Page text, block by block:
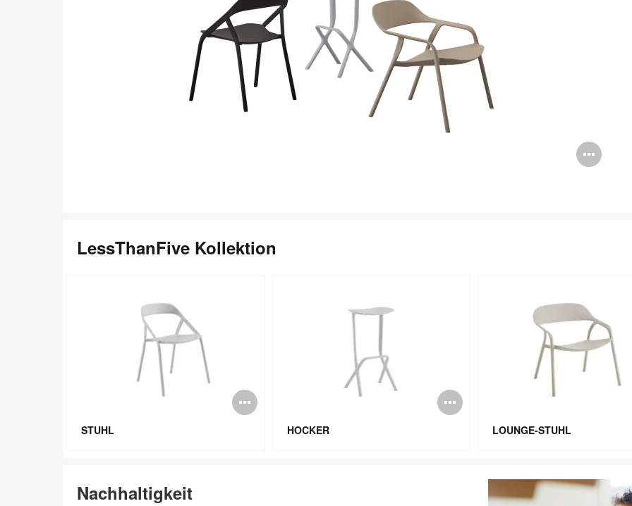
LessThanFive Kollektion
Bildbeschreibung
öffnen
STUHL
Bildbeschreibung
öffnen
HOCKER LOUNGE-STUHL
Nachhaltigkeit